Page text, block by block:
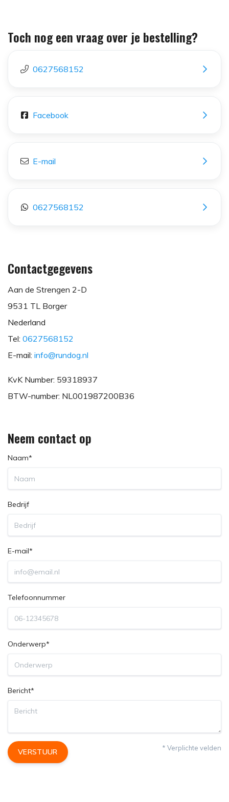
Toch nog een vraag over je bestelling?
0627568152
Facebook
E-mail
0627568152
Contactgegevens
Aan de Strengen 2-D
9531 TL Borger
Nederland
Tel: 0627568152
E-mail: info@rundog.nl
KvK Number: 59318937
BTW-number: NL001987200B36
Neem contact op
Naam*
Bedrijf
E-mail*
Telefoonnummer
Onderwerp*
Bericht*
VERSTUUR * Verplichte velden